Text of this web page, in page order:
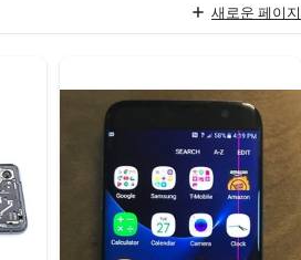
새로운 페이지